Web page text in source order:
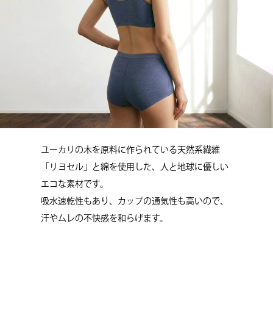
ユーカリの木を原料に作られている天然系繊維
「リヨセル」と綿を使用した、人と地球に優しい
エコな素材です。
吸水速乾性もあり、カップの通気性も高いので、
汗やムレの不快感を和らげます。